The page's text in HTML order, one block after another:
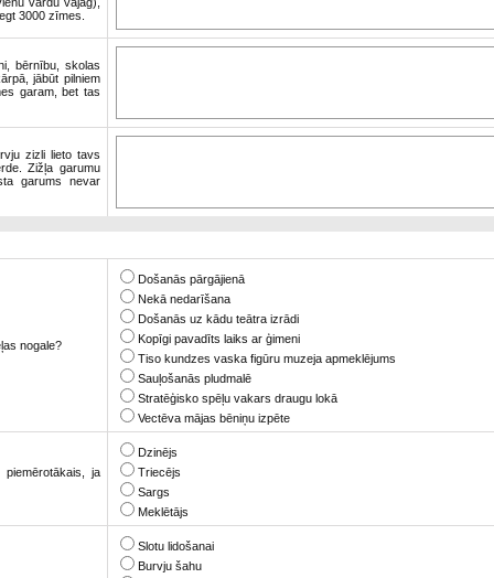
3000 zīmes.
bērnību, skolas
jābūt pilniem
garam, bet tas
zizli lieto tavs
Zižļa garumu
garums nevar
nogale?
Došanās pārgājienā
Nekā nedarīšana
Došanās uz kādu teātra izrādi
Kopīgi pavadīts laiks ar ģimeni
Tiso kundzes vaska figūru muzeja apmeklējums
Sauļošanās pludmalē
Stratēģisko spēļu vakars draugu lokā
Vectēva mājas bēniņu izpēte
ja
Dzinējs
Triecējs
Sargs
Meklētājs
Slotu lidošanai
Burvju šahu